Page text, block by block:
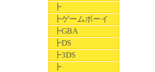
┣
┣ゲームボーイ
┣GBA
┣DS
┣3DS
┣